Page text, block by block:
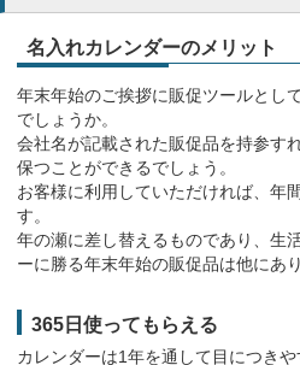
TC-1 メール便 文字カレンダー
100冊 27,812円
8月4日
東京都
IC-273 開運ごよみ
70冊 38,596円
8月4日
北海道
名入れカレンダーのメリット
年末年始のご挨拶に販促ツールとし
でしょうか。
会社名が記載された販促品を持参す
保つことができるでしょう。
お客様に利用していただければ、年
す。
年の瀬に差し替えるものであり、生
ーに勝る年末年始の販促品は他にあ
365日使ってもらえる
カレンダーは1年を通して目につき